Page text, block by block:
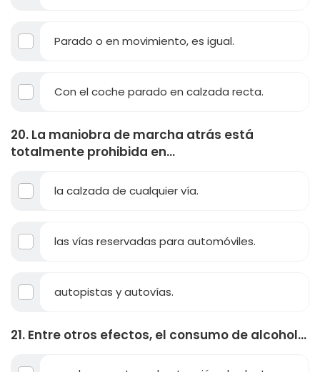
Parado o en movimiento, es igual.
Con el coche parado en calzada recta.
20. La maniobra de marcha atrás está
totalmente prohibida en...
la calzada de cualquier vía.
las vías reservadas para automóviles.
autopistas y autovías.
21. Entre otros efectos, el consumo de alcohol...